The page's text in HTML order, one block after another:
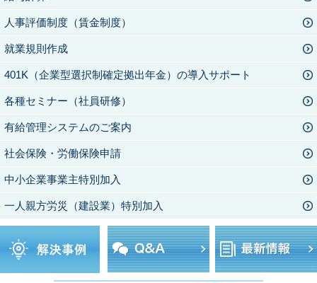
人事評価制度（賃金制度）
就業規則作成
401K（企業型選択制確定拠出年金）の導入サポート
各種セミナー（社員研修）
有給管理システムのご案内
社会保険・労働保険申請
中小企業事業主特別加入
一人親方労災（建設業）特別加入